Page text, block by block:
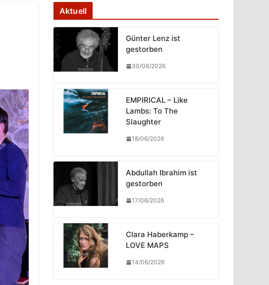
Aktuell
Günter Lenz ist
gestorben
30/06/2026
EMPIRICAL – Like
Lambs: To The
Slaughter
18/06/2026
Abdullah Ibrahim ist
gestorben
17/06/2026
Clara Haberkamp –
LOVE MAPS
14/06/2026